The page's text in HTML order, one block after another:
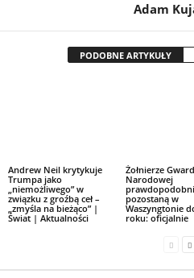
Adam
PODOBNE ARTYKUŁY
Andrew Neil krytykuje
Trumpa jako
„niemożliwego” w
związku z groźbą ceł –
„zmyśla na bieżąco” |
Świat | Aktualności
Żołnierze
Narodowej
pozostaną w
Waszyngtonie
roku: oficjalnie